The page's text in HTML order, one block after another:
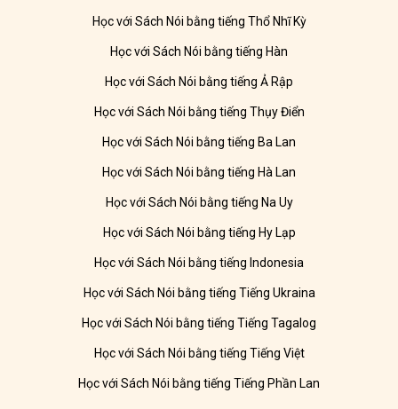
Học với Sách Nói bằng tiếng Thổ Nhĩ Kỳ
Học với Sách Nói bằng tiếng Hàn
Học với Sách Nói bằng tiếng Ả Rập
Học với Sách Nói bằng tiếng Thụy Điển
Học với Sách Nói bằng tiếng Ba Lan
Học với Sách Nói bằng tiếng Hà Lan
Học với Sách Nói bằng tiếng Na Uy
Học với Sách Nói bằng tiếng Hy Lạp
Học với Sách Nói bằng tiếng Indonesia
Học với Sách Nói bằng tiếng Tiếng Ukraina
Học với Sách Nói bằng tiếng Tiếng Tagalog
Học với Sách Nói bằng tiếng Tiếng Việt
Học với Sách Nói bằng tiếng Tiếng Phần Lan